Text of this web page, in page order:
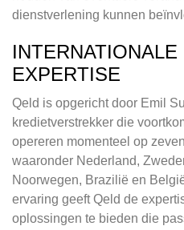
dienstverlening kunnen
EXPERTISE
Qeld is opgericht door Emil
kredietverstrekker die
opereren momenteel op
waaronder Nederland,
Noorwegen, Brazilië en
ervaring geeft Qeld de
oplossingen te bieden die